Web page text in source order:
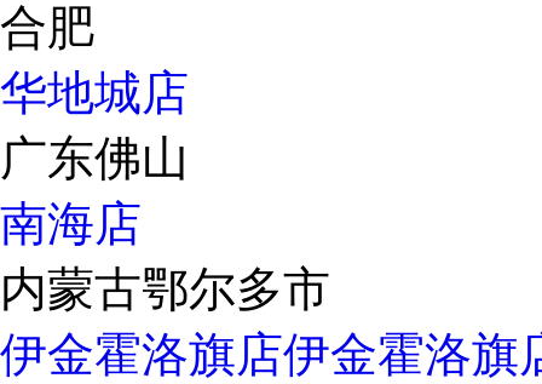
合肥
华地城店
广东佛山
南海店
内蒙古鄂尔多市
伊金霍洛旗店伊金霍洛旗